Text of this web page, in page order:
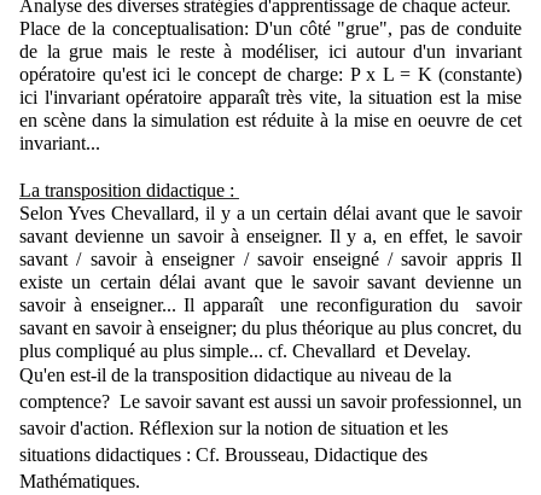
Analyse des diverses stratégies d'apprentissage de chaque acteur.
Place de la conceptualisation: D'un côté "grue", pas de conduite
de la grue mais le reste à modéliser, ici autour d'un invariant
opératoire qu'est ici le concept de charge: P x L = K (constante)
ici l'invariant opératoire apparaît très vite, la situation est la mise
en scène dans la simulation est réduite à la mise en oeuvre de cet
invariant...
La transposition didactique :
Selon Yves Chevallard, il y a un certain délai avant que le savoir
savant devienne un savoir à enseigner. Il y a, en effet, le savoir
savant / savoir à enseigner / savoir enseigné / savoir appris Il
existe un certain délai avant que le savoir savant devienne un
savoir à enseigner... Il apparaît  une reconfiguration du  savoir
savant en savoir à enseigner; du plus théorique au plus concret, du
plus compliqué au plus simple... cf. Chevallard  et Develay.
Qu'en est-il de la transposition didactique au niveau de la
comptence? Le savoir savant est aussi un savoir professionnel, un
savoir d'action. Réflexion sur la notion de situation et les
situations didactiques : Cf. Brousseau, Didactique des
Mathématiques.